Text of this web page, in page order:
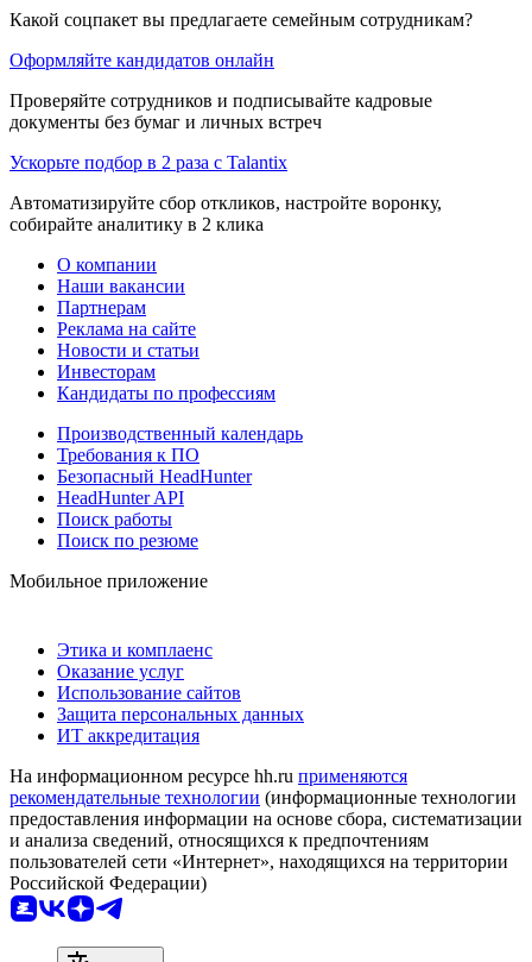
Какой соцпакет вы предлагаете семейным сотрудникам?
Оформляйте кандидатов онлайн
Проверяйте сотрудников и подписывайте кадровые
документы без бумаг и личных встреч
Ускорьте подбор в 2 раза с Talantix
Автоматизируйте сбор откликов, настройте воронку,
собирайте аналитику в 2 клика
О компании
Наши вакансии
Партнерам
Реклама на сайте
Новости и статьи
Инвесторам
Кандидаты по профессиям
Производственный календарь
Требования к ПО
Безопасный HeadHunter
HeadHunter API
Поиск работы
Поиск по резюме
Мобильное приложение
Этика и комплаенс
Оказание услуг
Использование сайтов
Защита персональных данных
ИТ аккредитация
На информационном ресурсе hh.ru применяются
рекомендательные технологии (информационные технологии
предоставления информации на основе сбора, систематизации
и анализа сведений, относящихся к предпочтениям
пользователей сети «Интернет», находящихся на территории
Российской Федерации)